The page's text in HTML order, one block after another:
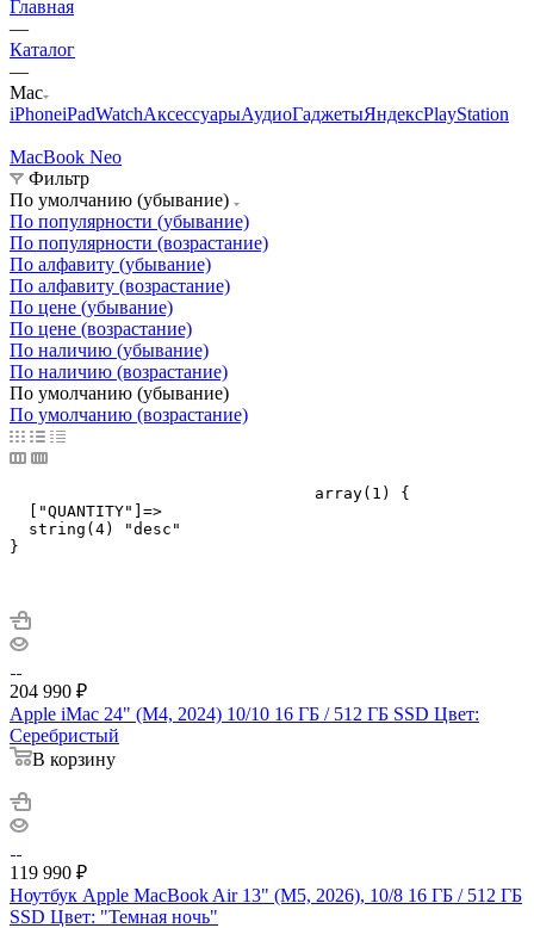
Главная
—
Каталог
—
Mac
iPhoneiPadWatchАксессуарыАудиоГаджетыЯндексPlayStation
MacBook Neo
Фильтр
По умолчанию (убывание)
По популярности (убывание)
По популярности (возрастание)
По алфавиту (убывание)
По алфавиту (возрастание)
По цене (убывание)
По цене (возрастание)
По наличию (убывание)
По наличию (возрастание)
По умолчанию (убывание)
По умолчанию (возрастание)
  ["QUANTITY"]=>
  string(4) "desc"
}
204 990 ₽
Apple iMac 24" (M4, 2024) 10/10 16 ГБ / 512 ГБ SSD Цвет:
Серебристый
В корзину
119 990 ₽
Ноутбук Apple MacBook Air 13" (M5, 2026), 10/8 16 ГБ / 512 ГБ
SSD Цвет: "Темная ночь"